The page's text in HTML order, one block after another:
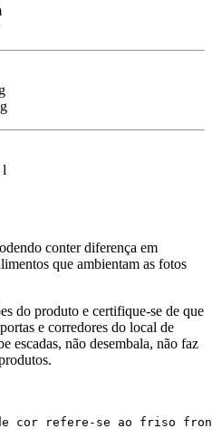
conter diferença em
que ambientam as fotos
do produto e certifique-se de que
e corredores do local de
escadas, não desembala, não faz
de cor refere-se ao friso